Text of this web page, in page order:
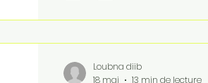
TP sur du matériel
imprimante fournie vous
quotidiennement sur
Loubna diib
18 mai
13 min de lecture